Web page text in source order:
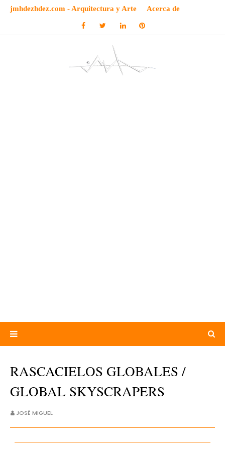
jmhdezhdez.com - Arquitectura y Arte Acerca de
RASCACIELOS GLOBALES /
GLOBAL SKYSCRAPERS
JOSÉ MIGUEL